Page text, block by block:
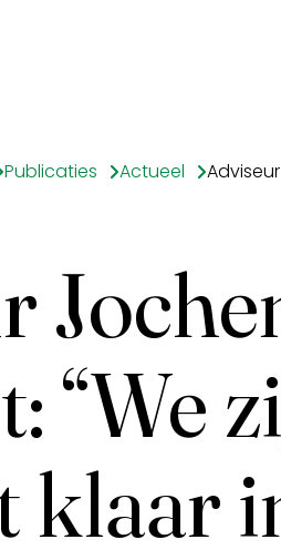
Publicaties Actueel
“We
klaar